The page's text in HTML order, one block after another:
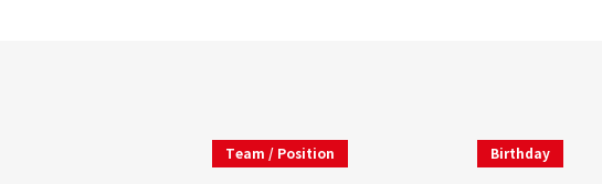
Team / Position Birthday